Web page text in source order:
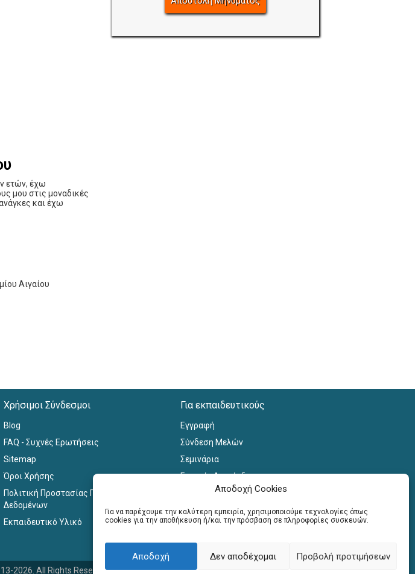
Αποδοχή Cookies
Για να παρέχουμε την καλύτερη εμπειρία, χρησιμοποιούμε τεχνολογίες όπως
cookies για την αποθήκευση ή/και την πρόσβαση σε πληροφορίες συσκευών.
Αποδοχή Δεν αποδέχομαι Προβολή προτιμήσεων
ετών, έχω
μου στις μοναδικές
και έχω
Αιγαίου
Χρήσιμοι Σύνδεσμοι
Blog
FAQ - Συχνές Ερωτήσεις
Sitemap
Όροι Χρήσης
Πολιτική Προστασίας Προσωπικών
Δεδομένων
Εκπαιδευτικό Υλικό
Για εκπαιδευτικούς
Εγγραφή
Σύνδεση Μελών
Σεμινάρια
Γραφείο Διασύνδεσης
2026. All Rights Reserved. Website bywebnest.gr